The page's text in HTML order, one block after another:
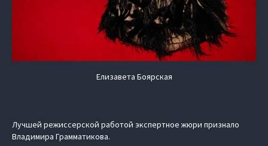
Елизавета Боярская
Лучшей режиссерской работой экспертное жюри признало
Владимира Грамматикова.